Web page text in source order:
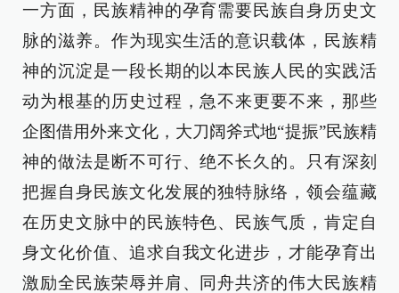
一方面，民族精神的孕育需要民族自身历史文
脉的滋养。作为现实生活的意识载体，民族精
神的沉淀是一段长期的以本民族人民的实践活
动为根基的历史过程，急不来更要不来，那些
企图借用外来文化，大刀阔斧式地“提振”民族精
神的做法是断不可行、绝不长久的。只有深刻
把握自身民族文化发展的独特脉络，领会蕴藏
在历史文脉中的民族特色、民族气质，肯定自
身文化价值、追求自我文化进步，才能孕育出
激励全民族荣辱并肩、同舟共济的伟大民族精